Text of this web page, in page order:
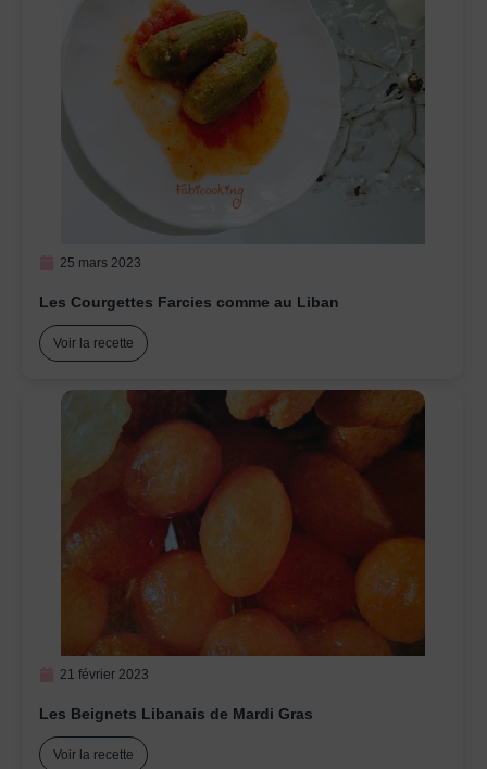
25 mars 2023
Les Courgettes Farcies comme au Liban
Voir la recette
21 février 2023
Les Beignets Libanais de Mardi Gras
Voir la recette